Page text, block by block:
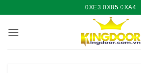
nội
0XE3 0X85 0XA4